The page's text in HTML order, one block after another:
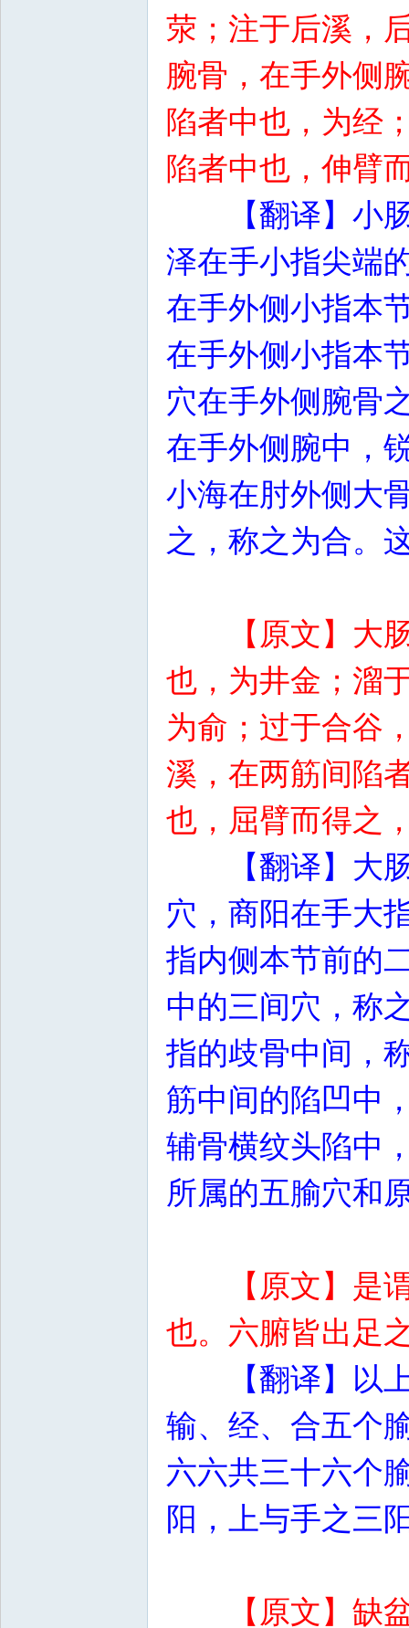
荥；注于后溪，
腕骨，在手外侧
陷者中也，为经
陷者中也，伸臂
【翻译】小
泽在手小指尖端
在手外侧小指本
在手外侧小指本
穴在手外侧腕骨
在手外侧腕中，
小海在肘外侧大
之，称之为合。
【原文】大
也，为井金；溜
为俞；过于合谷
溪，在两筋间陷
也，屈臂而得之
【翻译】大
穴，商阳在手大
指内侧本节前的
中的三间穴，称
指的歧骨中间，
筋中间的陷凹中
辅骨横纹头陷中
所属的五腧穴和
【原文】是
也。六腑皆出足
【翻译】以
输、经、合五个
六六共三十六个
阳，上与手之三
【原文】缺